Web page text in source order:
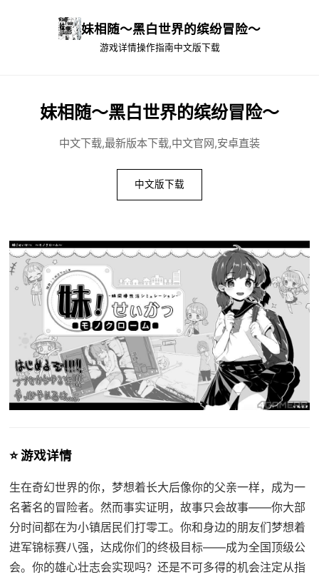
妹相随～黑白世界的缤纷冒险～
游戏详情操作指南中文版下载
妹相随～黑白世界的缤纷冒险～
中文下载,最新版本下载,中文官网,安卓直装
中文版下载
⭐ 游戏详情
生在奇幻世界的你，梦想着长大后像你的父亲一样，成为一
名著名的冒险者。然而事实证明，故事只会故事——你大部
分时间都在为小镇居民们打零工。你和身边的朋友们梦想着
进军锦标赛八强，达成你们的终极目标——成为全国顶级公
会。你的雄心壮志会实现吗？还是不可多得的机会注定从指